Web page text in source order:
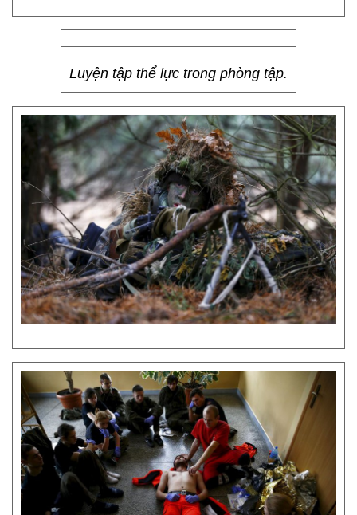
Luyện tập thể lực trong phòng tập.